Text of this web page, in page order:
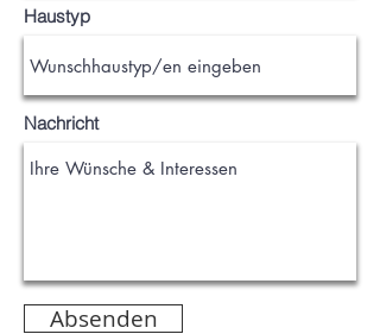
Haustyp
Nachricht
Absenden